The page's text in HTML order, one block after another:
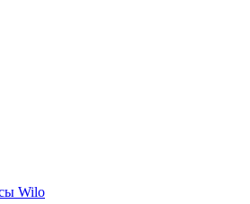
Wilo